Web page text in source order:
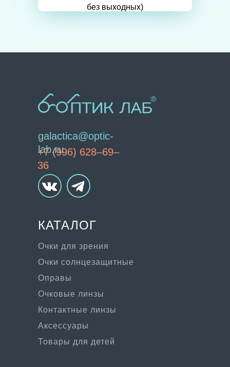
без выходных)
galactica@optic-
lab.ru
Очки для зрения
Очки солнцезащитные
Очковые линзы
Оправы
Контактные линзы
Аксессуары
Товары для детей
+7 (996) 628–69–
36
КАТАЛОГ